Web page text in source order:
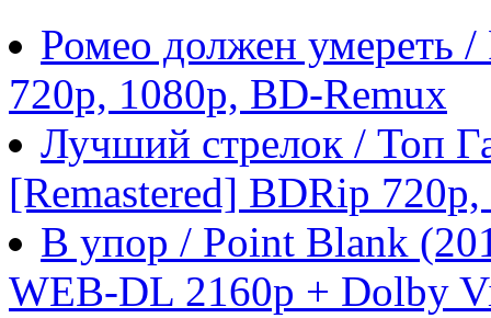
Ромео должен умереть
720p, 1080p, BD-Remux
Лучший стрелок / Топ
[Remastered] BDRip
В упор / Point Blank
WEB-DL 2160p + Dolby